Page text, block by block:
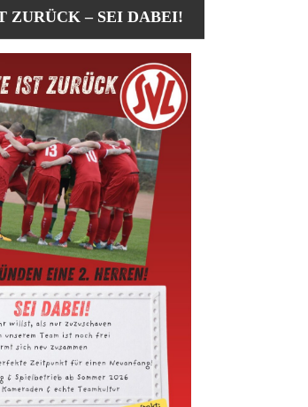
ZURÜCK – SEI DABEI!